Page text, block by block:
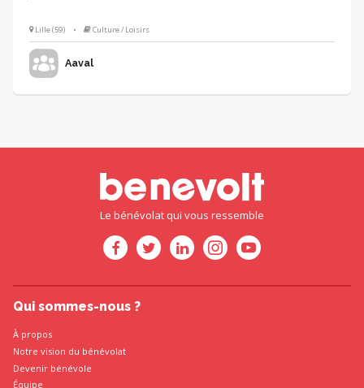
Lille (59) • Culture / Loisirs
Aaval
Le bénévolat qui vous ressemble
Qui sommes-nous ?
À propos
Notre vision du bénévolat
Devenir bénévole
Équipe